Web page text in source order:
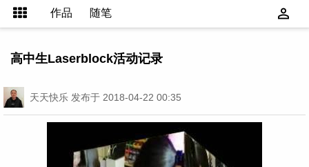
作品 随笔
高中生Laserblock活动记录
天天快乐 发布于 2018-04-22 00:35